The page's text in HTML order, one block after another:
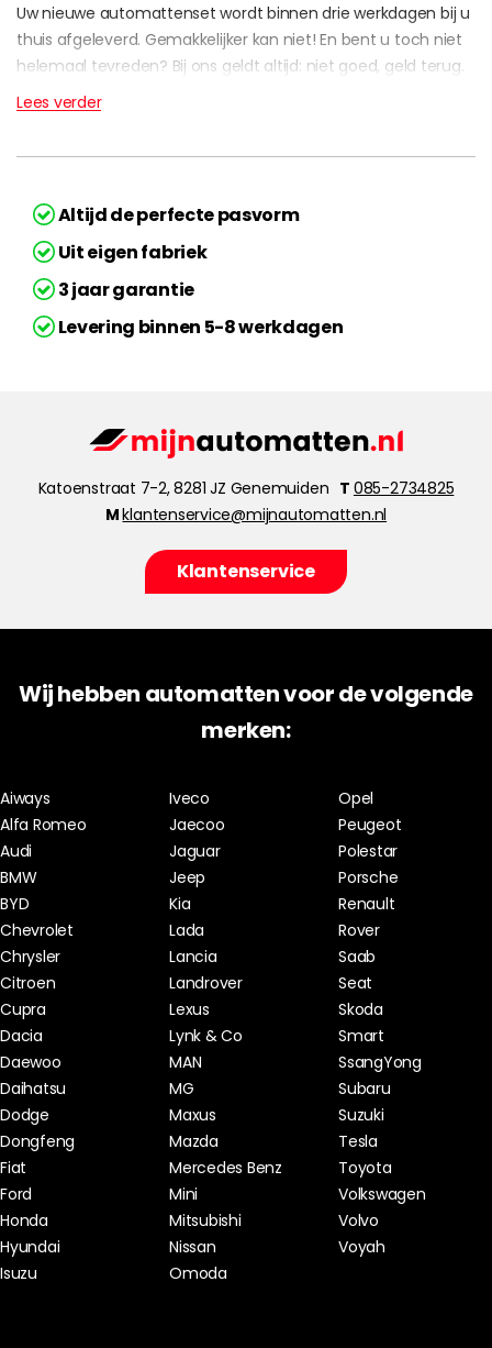
Uw nieuwe automattenset wordt binnen drie werkdagen bij u
thuis afgeleverd. Gemakkelijker kan niet! En bent u toch niet
helemaal tevreden? Bij ons geldt altijd: niet goed, geld terug.
Lees verder
Altijd de perfecte pasvorm
Uit eigen fabriek
3 jaar garantie
Levering binnen 5-8 werkdagen
Katoenstraat 7-2, 8281 JZ Genemuiden T 085-2734825
Mklantenservice@mijnautomatten.nl
Klantenservice
Wij hebben automatten voor de volgende
merken:
Aiways
Alfa Romeo
Audi
BMW
BYD
Chevrolet
Chrysler
Citroen
Cupra
Dacia
Daewoo
Daihatsu
Dodge
Dongfeng
Fiat
Ford
Honda
Hyundai
Isuzu
Iveco
Jaecoo
Jaguar
Jeep
Kia
Lada
Lancia
Landrover
Lexus
Lynk & Co
MAN
MG
Maxus
Mazda
Mercedes Benz
Mini
Mitsubishi
Nissan
Omoda
Opel
Peugeot
Polestar
Porsche
Renault
Rover
Saab
Seat
Skoda
Smart
SsangYong
Subaru
Suzuki
Tesla
Toyota
Volkswagen
Volvo
Voyah